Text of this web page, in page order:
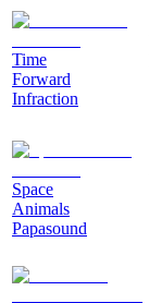
Time
Forward
Infraction
Space
Animals
Papasound